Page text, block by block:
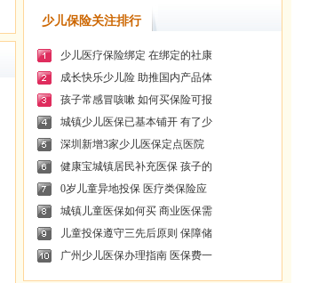
少儿保险关注排行
少儿医疗保险绑定 在绑定的社康
成长快乐少儿险 助推国内产品体
孩子常感冒咳嗽 如何买保险可报
城镇少儿医保已基本铺开 有了少
深圳新增3家少儿医保定点医院
健康宝城镇居民补充医保 孩子的
0岁儿童异地投保 医疗类保险应
城镇儿童医保如何买 商业医保需
儿童投保遵守三先后原则 保障储
广州少儿医保办理指南 医保费一